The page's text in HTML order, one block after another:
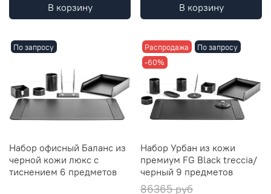
В корзину В корзину
По запросу
Набор офисный Баланс из
черной кожи люкс с
тиснением 6 предметов
Распродажа
По запросу
-60%
Набор Урбан из кожи
премиум FG Black treccia/
черный 9 предметов
86365 руб